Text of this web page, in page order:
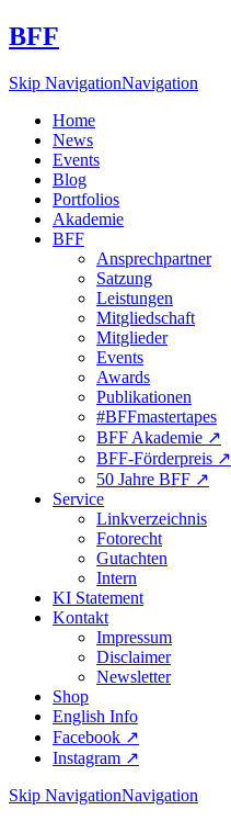
BFF
Skip NavigationNavigation
Home
News
Events
Blog
Portfolios
Akademie
BFF
Ansprechpartner
Satzung
Leistungen
Mitgliedschaft
Mitglieder
Events
Awards
Publikationen
#BFFmastertapes
BFF Akademie ↗︎
BFF-Förderpreis ↗︎
50 Jahre BFF ↗︎
Service
Linkverzeichnis
Fotorecht
Gutachten
Intern
KI Statement
Kontakt
Impressum
Disclaimer
Newsletter
Shop
English Info
Facebook ↗︎
Instagram ↗︎
Skip NavigationNavigation